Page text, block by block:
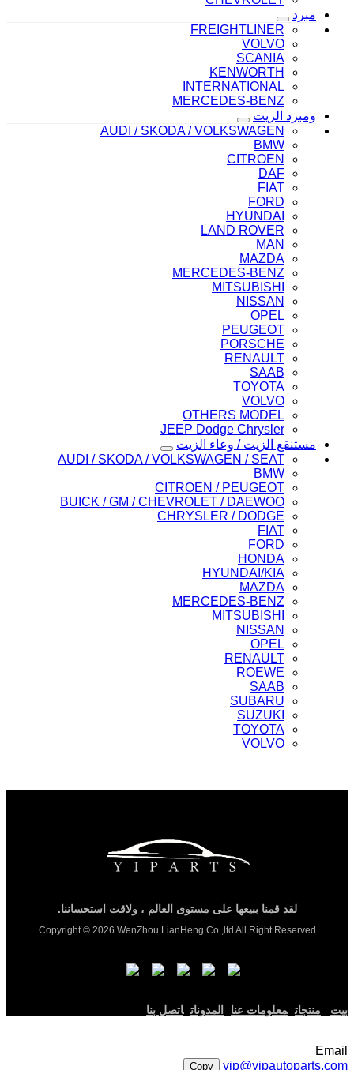
مبرد
FREIGHTLINER
VOLVO
SCANIA
KENWORTH
INTERNATIONAL
MERCEDES-BENZ
ومبرد الزيت
AUDI / SKODA / VOLKSWAGEN
BMW
CITROEN
DAF
FIAT
FORD
HYUNDAI
LAND ROVER
MAN
MAZDA
MERCEDES-BENZ
MITSUBISHI
NISSAN
OPEL
PEUGEOT
PORSCHE
RENAULT
SAAB
TOYOTA
VOLVO
OTHERS MODEL
JEEP Dodge Chrysler
مستنقع الزيت / وعاء الزيت
AUDI / SKODA / VOLKSWAGEN / SEAT
BMW
CITROEN / PEUGEOT
BUICK / GM / CHEVROLET / DAEWOO
CHRYSLER / DODGE
FIAT
FORD
HONDA
HYUNDAI/KIA
MAZDA
MERCEDES-BENZ
MITSUBISHI
NISSAN
OPEL
RENAULT
ROEWE
SAAB
SUBARU
SUZUKI
TOYOTA
VOLVO
لقد قمنا ببيعها على مستوى العالم ، ولاقت استحساننا.
Copyright © 2026 WenZhou LianHeng Co.,ltd All Right Reserved
بيت منتجات معلومات عنا المدونات اتصل بنا
Email
yip@yipautoparts.com
Copy